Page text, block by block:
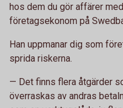
hos dem du gör affärer
företagsekonom på
Han uppmanar dig som
sprida riskerna.
— Det finns flera åtgärder
överraskas av andras